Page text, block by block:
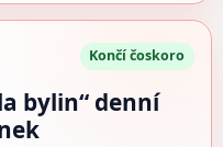
Končí čoskoro
bylin“ denní